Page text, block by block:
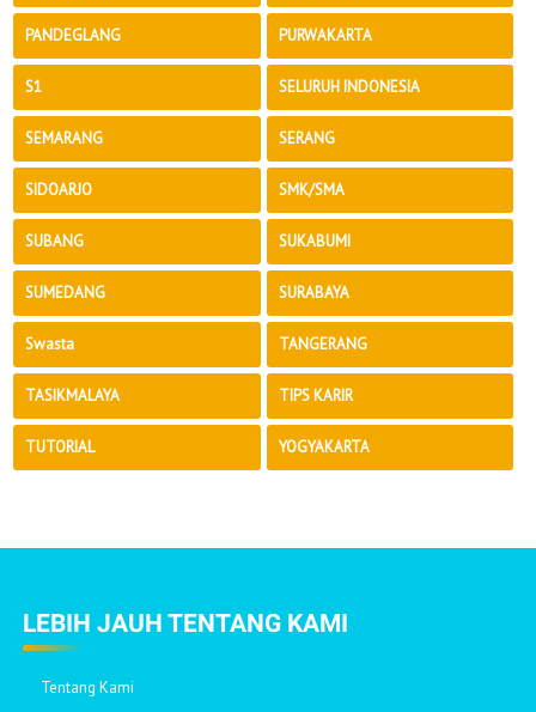
PANDEGLANG PURWAKARTA
S1 SELURUH INDONESIA
SEMARANG SERANG
SIDOARJO SMK/SMA
SUBANG SUKABUMI
SUMEDANG SURABAYA
Swasta TANGERANG
TASIKMALAYA TIPS KARIR
TUTORIAL YOGYAKARTA
LEBIH JAUH TENTANG KAMI
Tentang Kami